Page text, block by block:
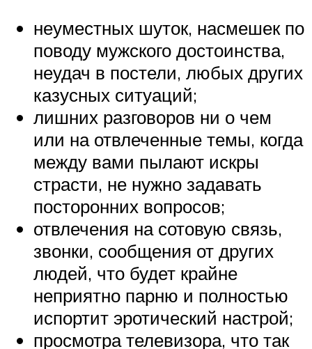
неуместных шуток, насмешек по
поводу мужского достоинства,
неудач в постели, любых других
казусных ситуаций;
лишних разговоров ни о чем
или на отвлеченные темы, когда
между вами пылают искры
страсти, не нужно задавать
посторонних вопросов;
отвлечения на сотовую связь,
звонки, сообщения от других
людей, что будет крайне
неприятно парню и полностью
испортит эротический настрой;
просмотра телевизора, что так